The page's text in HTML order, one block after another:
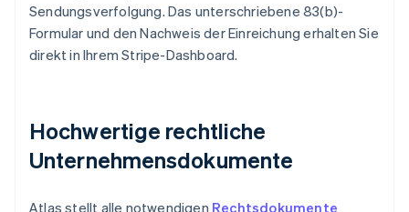
Sendungsverfolgung. Das unterschriebene 83(b)-
Formular und den Nachweis der Einreichung erhalten Sie
direkt in Ihrem Stripe-Dashboard.
Hochwertige rechtliche
Unternehmensdokumente
Atlas stellt alle notwendigen Rechtsdokumente